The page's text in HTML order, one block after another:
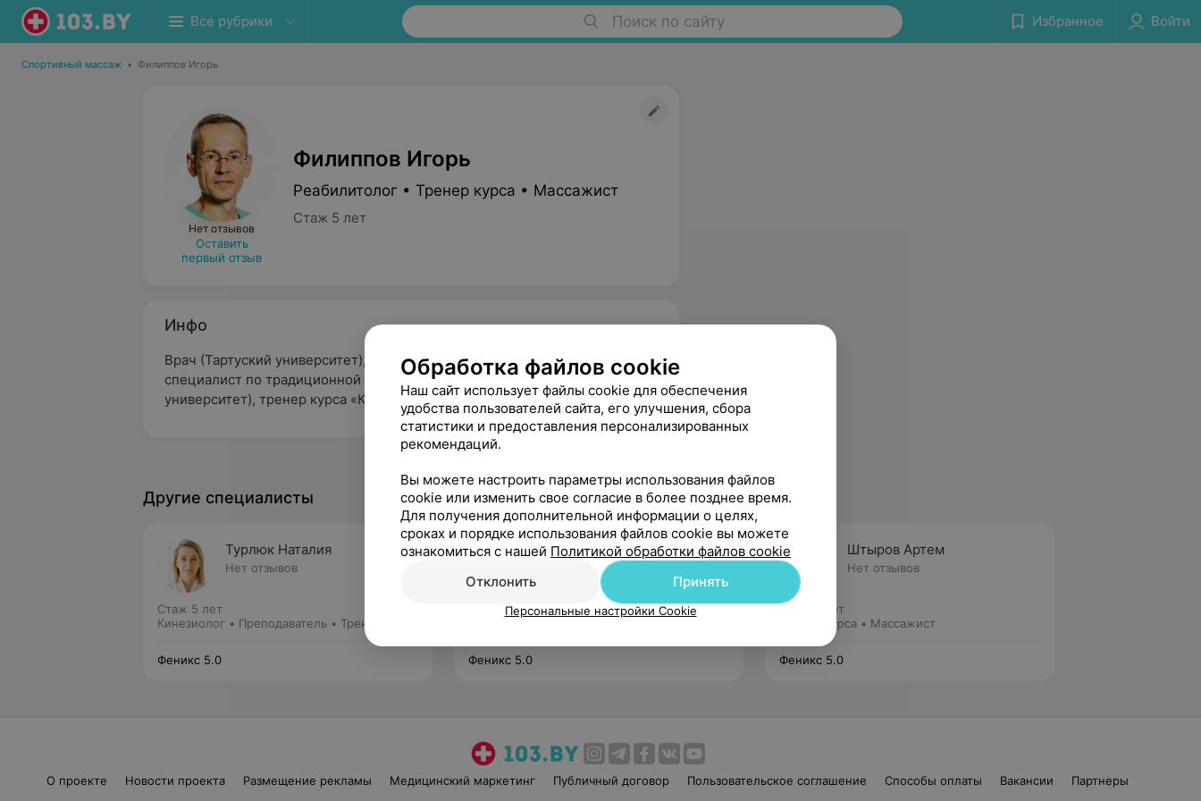
Все рубрики Поиск по сайту Избранное Войти
Спортивный массаж • Филиппов Игорь
Нет отзывов
Оставить
первый отзыв
Филиппов Игорь
Реабилитолог • Тренер курса • Массажист
Стаж 5 лет
Инфо
Врач (Тартуский университет), реабилитолог (Академия спорта РБ),
специалист по традиционной китайской медицине (Пекинский
университет), тренер курса «Классический массаж».
Другие специалисты
Турлюк Наталия
Нет отзывов
Стаж 5 лет
Кинезиолог • Преподаватель • Тренер курса
Феникс 5.0
Сухова Екатерина
Нет отзывов
Стаж 5 лет
Феникс 5.0
Штыров Артем
Нет отзывов
Стаж 5 лет
Тренер курса • Массажист
Феникс 5.0
О проекте Новости проекта Размещение рекламы Медицинский маркетинг Публичный договор Пользовательское соглашение Способы оплаты Вакансии
Партнеры
Обработка файлов cookie
Наш сайт использует файлы cookie для обеспечения
удобства пользователей сайта, его улучшения, сбора
статистики и предоставления персонализированных
рекомендаций.
Вы можете настроить параметры использования файлов
cookie или изменить свое согласие в более позднее время.
Для получения дополнительной информации о целях,
сроках и порядке использования файлов cookie вы можете
ознакомиться с нашей Политикой обработки файлов cookie
Отклонить
Принять
Персональные настройки Cookie